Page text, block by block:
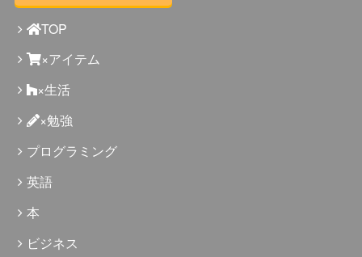
TOP
×アイテム
×生活
×勉強
プログラミング
英語
本
ビジネス